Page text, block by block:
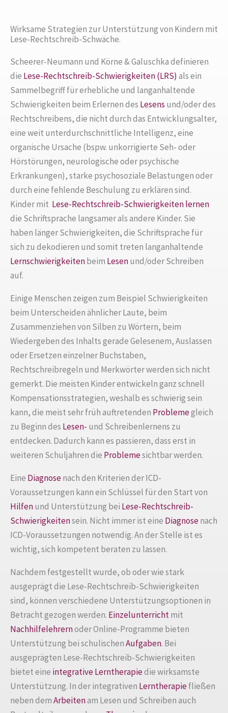
Wirksame Strategien zur Unterstützung von Kindern mit
Lese-Rechtschreib-Schwäche.
Scheerer-Neumann und Körne & Galuschka definieren
die Lese-Rechtschreib-Schwierigkeiten (LRS) als ein
Sammelbegriff für erhebliche und langanhaltende
Schwierigkeiten beim Erlernen des Lesens und/oder des
Rechtschreibens, die nicht durch das Entwicklungsalter,
eine weit unterdurchschnittliche Intelligenz, eine
organische Ursache (bspw. unkorrigierte Seh- oder
Hörstörungen, neurologische oder psychische
Erkrankungen), starke psychosoziale Belastungen oder
durch eine fehlende Beschulung zu erklären sind.
Kinder mit Lese-Rechtschreib-Schwierigkeitenlernen
die Schriftsprache langsamer als andere Kinder. Sie
haben länger Schwierigkeiten, die Schriftsprache für
sich zu dekodieren und somit treten langanhaltende
Lernschwierigkeitenbeim Lesenund/oder Schreiben
auf.
Einige Menschen zeigen zum Beispiel Schwierigkeiten
beim Unterscheiden ähnlicher Laute, beim
Zusammenziehen von Silben zu Wörtern, beim
Wiedergeben des Inhalts gerade Gelesenem, Auslassen
oder Ersetzen einzelner Buchstaben,
Rechtschreibregeln und Merkwörter werden sich nicht
gemerkt. Die meisten Kinder entwickeln ganz schnell
Kompensationsstrategien, weshalb es schwierig sein
kann, die meist sehr früh auftretenden Problemegleich
zu Beginn des Lesen- und Schreibenlernens zu
entdecken. Dadurch kann es passieren, dass erst in
weiteren Schuljahren die Problemesichtbar werden.
Eine Diagnosenach den Kriterien der ICD-
Voraussetzungen kann ein Schlüssel für den Start von
Hilfenund Unterstützung bei Lese-Rechtschreib-
Schwierigkeitensein. Nicht immer ist eine Diagnosenach
ICD-Voraussetzungen notwendig. An der Stelle ist es
wichtig, sich kompetent beraten zu lassen.
Nachdem festgestellt wurde, ob oder wie stark
ausgeprägt die Lese-Rechtschreib-Schwierigkeiten
sind, können verschiedene Unterstützungsoptionen in
Betracht gezogen werden. Einzelunterrichtmit
Nachhilfelehrernoder Online-Programme bieten
Unterstützung bei schulischenAufgaben. Bei
ausgeprägten Lese-Rechtschreib-Schwierigkeiten
bietet eine integrative Lerntherapiedie wirksamste
Unterstützung. In der integrativen Lerntherapiefließen
neben demArbeitenam Lesen und Schreiben auch